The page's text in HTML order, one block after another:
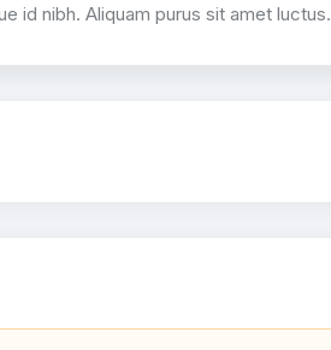
id nibh. Aliquam purus sit amet luctus.